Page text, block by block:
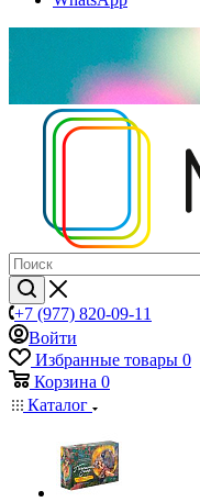
+7 (977) 820-09-11
Войти
Избранные товары 0
Корзина 0
Каталог